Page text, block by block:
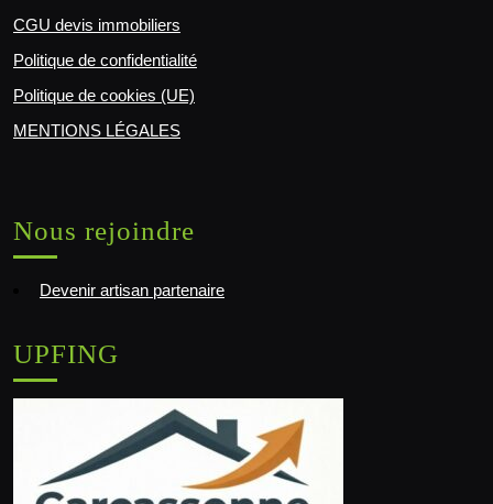
CGU devis immobiliers
Politique de confidentialité
Politique de cookies (UE)
MENTIONS LÉGALES
Nous rejoindre
Devenir artisan partenaire
UPFING